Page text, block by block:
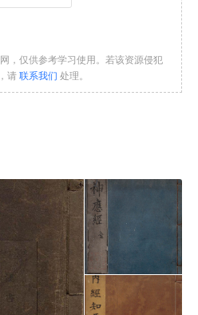
，仅供参考学习使用。若该资源侵犯
请联系我们 处理。